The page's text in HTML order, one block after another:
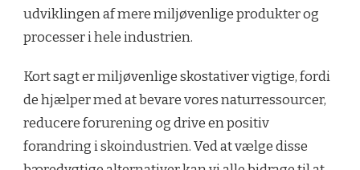
udviklingen af mere miljøvenlige produkter og
processer i hele industrien.
Kort sagt er miljøvenlige skostativer vigtige, fordi
de hjælper med at bevare vores naturressourcer,
reducere forurening og drive en positiv
forandring i skoindustrien. Ved at vælge disse